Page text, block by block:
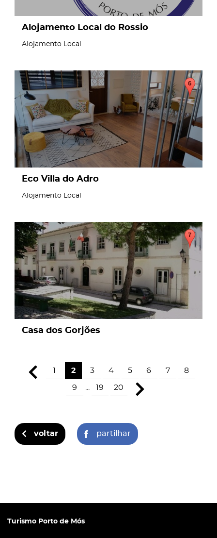
Alojamento Local do Rossio
Alojamento Local
page
Eco Villa do Adro
Alojamento Local
page
Casa dos Gorjões
1 2 3 4 5 6 7 8
9 19 20
voltar partilhar
Turismo Porto de Mós